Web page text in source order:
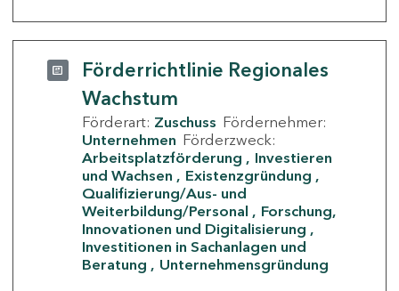
Förderrichtlinie Regionales
Wachstum
Förderart: Zuschuss Fördernehmer:
Unternehmen Förderzweck:
Arbeitsplatzförderung
Investieren
und Wachsen
Existenzgründung
Qualifizierung/Aus- und
Weiterbildung/Personal
Forschung,
Innovationen und Digitalisierung
Investitionen in Sachanlagen und
Beratung
Unternehmensgründung